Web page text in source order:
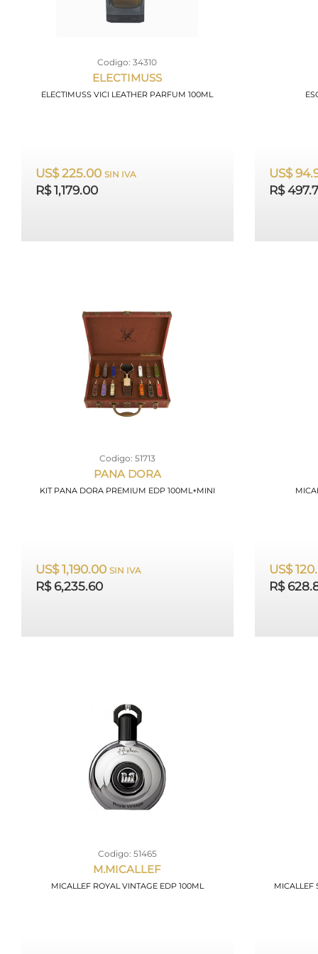
Codigo: 34310
ELECTIMUSS
ELECTIMUSS VICI LEATHER PARFUM 100ML
US$ 225.00 SIN IVA
R$ 1,179.00
US$
R$
Codigo: 51713
PANA DORA
KIT PANA DORA PREMIUM EDP 100ML+MINI
US$ 1,190.00 SIN IVA
R$ 6,235.60
US$
R$
Codigo: 51465
M.MICALLEF
MICALLEF ROYAL VINTAGE EDP 100ML MICALLEF